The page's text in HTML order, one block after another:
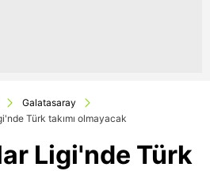
Galatasaray
Türk takımı olmayacak
Ligi'nde Türk